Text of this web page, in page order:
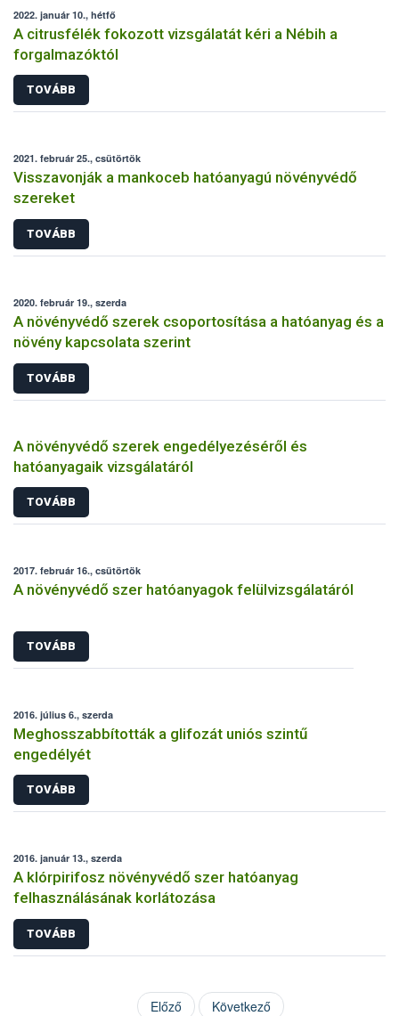
2022. január 10., hétfő
A citrusfélék fokozott vizsgálatát kéri a Nébih a
forgalmazóktól
TOVÁBB
2021. február 25., csütörtök
Visszavonják a mankoceb hatóanyagú növényvédő
szereket
TOVÁBB
2020. február 19., szerda
A növényvédő szerek csoportosítása a hatóanyag és a
növény kapcsolata szerint
TOVÁBB
A növényvédő szerek engedélyezéséről és
hatóanyagaik vizsgálatáról
TOVÁBB
2017. február 16., csütörtök
A növényvédő szer hatóanyagok felülvizsgálatáról
TOVÁBB
2016. július 6., szerda
Meghosszabbították a glifozát uniós szintű
engedélyét
TOVÁBB
2016. január 13., szerda
A klórpirifosz növényvédő szer hatóanyag
felhasználásának korlátozása
TOVÁBB
Előző Következő